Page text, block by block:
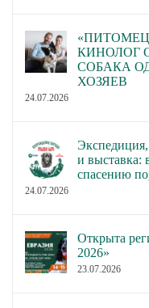
«ПИТОМЕЦ
КИНОЛОГ
СОБАКА
ХОЗЯЕВ
24.07.2026
и выставка:
спасению
24.07.2026
Открыта
2026»
23.07.2026